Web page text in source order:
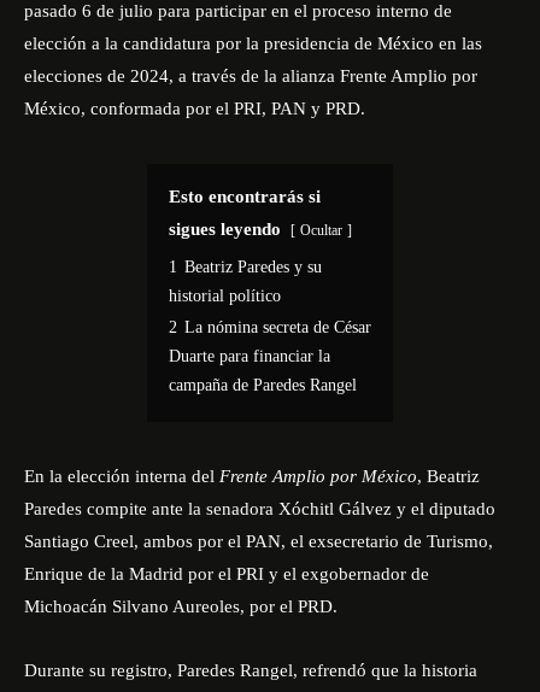
pasado 6 de julio para participar en el proceso interno de
elección a la candidatura por la presidencia de México en las
elecciones de 2024, a través de la alianza Frente Amplio por
México, conformada por el PRI, PAN y PRD.
Esto encontrarás si
sigues leyendo
Ocultar
1 Beatriz Paredes y su
historial político
2 La nómina secreta de César
Duarte para financiar la
campaña de Paredes Rangel
En la elección interna del Frente Amplio por México, Beatriz
Paredes compite ante la senadora Xóchitl Gálvez y el diputado
Santiago Creel, ambos por el PAN, el exsecretario de Turismo,
Enrique de la Madrid por el PRI y el exgobernador de
Michoacán Silvano Aureoles, por el PRD.
Durante su registro, Paredes Rangel, refrendó que la historia